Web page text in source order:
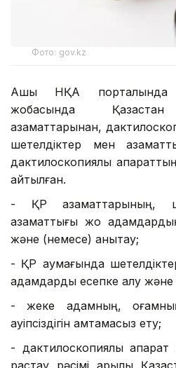
Фото: gov.kz
Ашық НҚА порталында
жобасында Қазақстан
азаматтарынан,
шетелдіктер мен
дактилоскопиялық
айтылған.
- ҚР азаматтарының,
азаматтығы жоқ
және (немесе) анықтау;
- ҚР аумағында
адамдарды есепке алу және
- жеке адамның,
қауіпсіздігін қамтамасыз ету;
- дактилоскопиялық
растау рәсімі арқылы